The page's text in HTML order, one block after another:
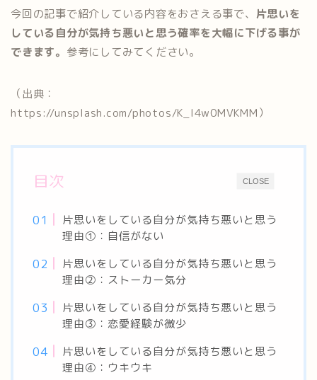
今回の記事で紹介している内容をおさえる事で、 片思いを
している自分が気持ち悪いと思う確率を大幅に下げる事が
できます。 参考にしてみてください。
（出典：
https://unsplash.com/photos/K_l4w0MVKMM）
CLOSE
目次
片思いをしている自分が気持ち悪いと思う
理由①：自信がない
片思いをしている自分が気持ち悪いと思う
理由②：ストーカー気分
片思いをしている自分が気持ち悪いと思う
理由③：恋愛経験が微少
片思いをしている自分が気持ち悪いと思う
理由④：ウキウキ